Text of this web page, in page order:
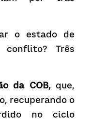
o estado de
Três
da COB, que,
recuperando o
no ciclo